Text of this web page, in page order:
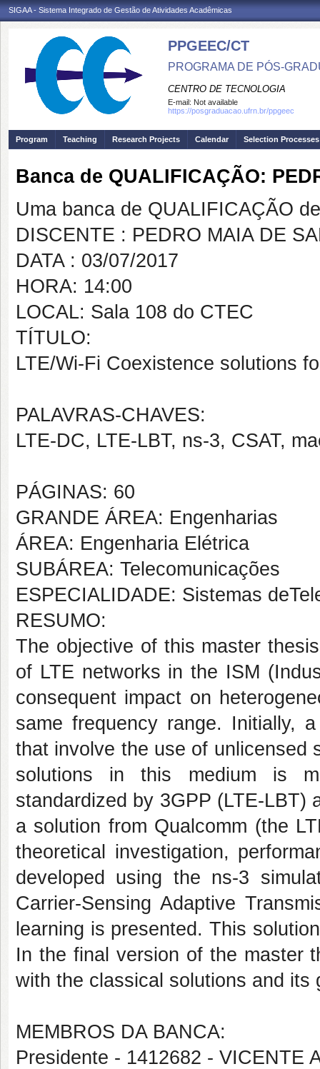
SIGAA - Sistema Integrado de Gestão de Atividades Acadêmicas
PPGEEC/CT
PROGRAMA DE PÓS-
CENTRO DE TECNOLOGIA
E-mail: Not available
https://posgraduacao.ufrn.br/ppgeec
Program Teaching Research Projects Calendar Selection Processes
Banca de QUALIFICAÇÃO:
Uma banca de QUALIFICAÇÃO
DISCENTE : PEDRO MAIA DE
DATA : 03/07/2017
HORA: 14:00
LOCAL: Sala 108 do CTEC
TÍTULO:
LTE/Wi-Fi Coexistence solutions
PALAVRAS-CHAVES:
LTE-DC, LTE-LBT, ns-3, CSAT,
PÁGINAS: 60
GRANDE ÁREA: Engenharias
ÁREA: Engenharia Elétrica
SUBÁREA: Telecomunicações
ESPECIALIDADE: Sistemas
RESUMO:
The objective of this master
of LTE networks in the ISM
consequent impact on
same frequency range. Initially,
that involve the use of unlicensed
solutions in this medium is
standardized by 3GPP (LTE-LBT)
a solution from Qualcomm (the
theoretical investigation,
developed using the ns-3
Carrier-Sensing Adaptive
learning is presented. This
In the final version of the master
with the classical solutions and its
MEMBROS DA BANCA:
Presidente - 1412682 - VICENTE